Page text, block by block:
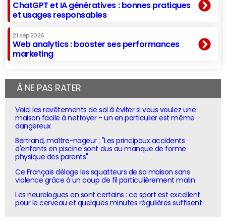
ChatGPT et IA génératives : bonnes pratiques
et usages responsables
21 sep 2026
Web analytics : booster ses performances
marketing
À NE PAS RATER
Voici les revêtements de sol à éviter si vous voulez une
maison facile à nettoyer - un en particulier est même
dangereux
Bertrand, maître-nageur : "Les principaux accidents
d'enfants en piscine sont dus au manque de forme
physique des parents"
Ce Français déloge les squatteurs de sa maison sans
violence grâce à un coup de fil particulièrement malin
Les neurologues en sont certains : ce sport est excellent
pour le cerveau et quelques minutes régulières suffisent